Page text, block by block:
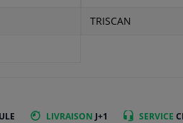
TRISCAN
LIVRAISON J+1 SERVICE